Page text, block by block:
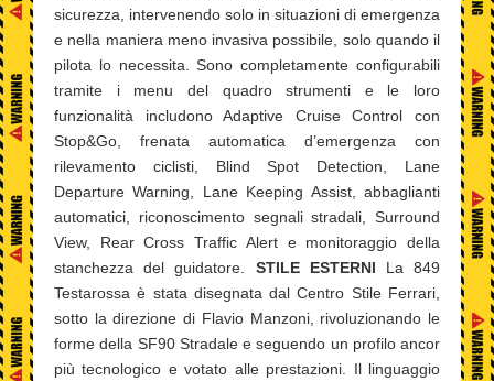
sicurezza, intervenendo solo in situazioni di emergenza
e nella maniera meno invasiva possibile, solo quando il
pilota lo necessita. Sono completamente configurabili
tramite i menu del quadro strumenti e le loro
funzionalità includono Adaptive Cruise Control con
Stop&Go, frenata automatica d’emergenza con
rilevamento ciclisti, Blind Spot Detection, Lane
Departure Warning, Lane Keeping Assist, abbaglianti
automatici, riconoscimento segnali stradali, Surround
View, Rear Cross Traffic Alert e monitoraggio della
stanchezza del guidatore. STILE ESTERNI La 849
Testarossa è stata disegnata dal Centro Stile Ferrari,
sotto la direzione di Flavio Manzoni, rivoluzionando le
forme della SF90 Stradale e seguendo un profilo ancor
più tecnologico e votato alle prestazioni. Il linguaggio